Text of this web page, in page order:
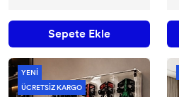
Sepete Ekle
YENİ
ÜCRETSİZ KARGO